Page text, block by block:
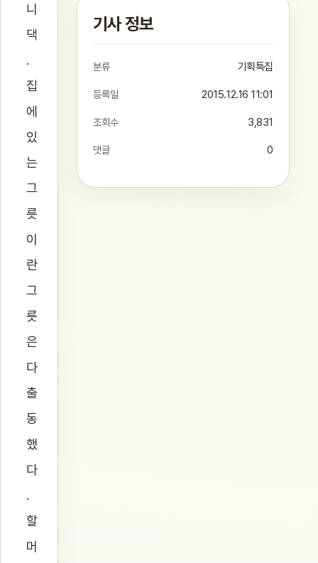
니
댁
.
집
에
있
는
그
릇
이
란
그
릇
은
다
출
동
했
다
.
할
머
기사 정보
분류 기획특집
등록일 2015.12.16 11:01
조회수 3,831
댓글 0